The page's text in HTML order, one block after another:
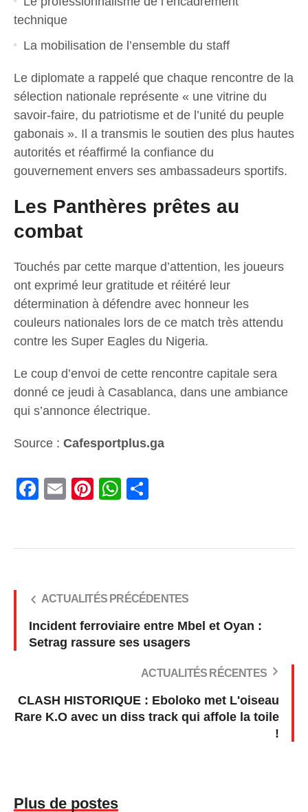
technique
La mobilisation de l’ensemble du staff
Le diplomate a rappelé que chaque rencontre de la
sélection nationale représente « une vitrine du
savoir-faire, du patriotisme et de l’unité du peuple
gabonais ». Il a transmis le soutien des plus hautes
autorités et réaffirmé la confiance du
gouvernement envers ses ambassadeurs sportifs.
Les Panthères prêtes au
combat
Touchés par cette marque d’attention, les joueurs
ont exprimé leur gratitude et réitéré leur
détermination à défendre avec honneur les
couleurs nationales lors de ce match très attendu
contre les Super Eagles du Nigeria.
Le coup d’envoi de cette rencontre capitale sera
donné ce jeudi à Casablanca, dans une ambiance
qui s’annonce électrique.
Source : Cafesportplus.ga
Facebook
Email PinterestWhatsApp
ACTUALITÉS PRÉCÉDENTES
Incident ferroviaire entre Mbel et Oyan :
Setrag rassure ses usagers
ACTUALITÉS RÉCENTES
CLASH HISTORIQUE : Eboloko met L'oiseau
Rare K.O avec un diss track qui affole la toile
!
Plus de postes